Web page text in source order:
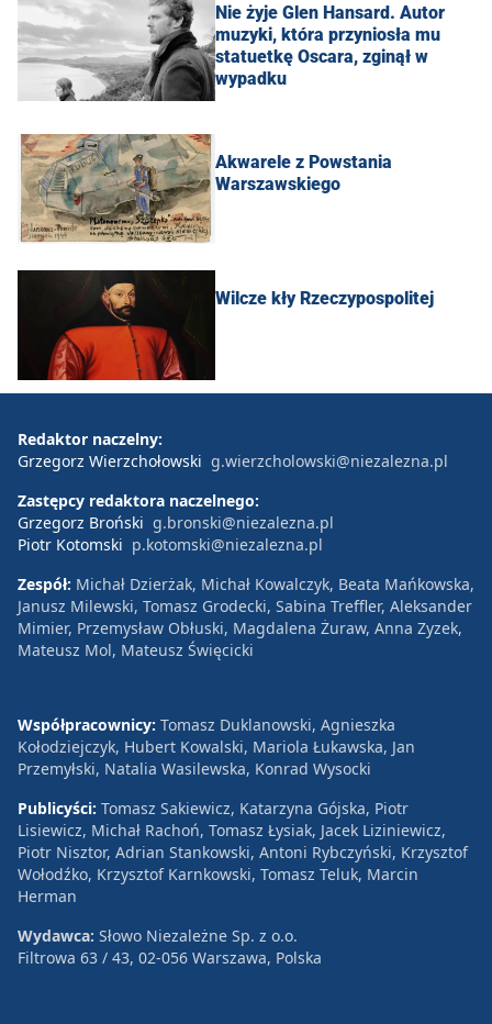
Nie żyje Glen Hansard. Autor
muzyki, która przyniosła mu
statuetkę Oscara, zginął w
wypadku
Akwarele z Powstania
Warszawskiego
Wilcze kły Rzeczypospolitej
Redaktor naczelny:
Grzegorz Wierzchołowski g.wierzcholowski@niezalezna.pl
Zastępcy redaktora naczelnego:
Grzegorz Broński g.bronski@niezalezna.pl
Piotr Kotomski p.kotomski@niezalezna.pl
Zespół: Michał Dzierżak, Michał Kowalczyk, Beata Mańkowska,
Janusz Milewski, Tomasz Grodecki, Sabina Treffler, Aleksander
Mimier, Przemysław Obłuski, Magdalena Żuraw, Anna Zyzek,
Mateusz Mol, Mateusz Święcicki
Współpracownicy: Tomasz Duklanowski, Agnieszka
Kołodziejczyk, Hubert Kowalski, Mariola Łukawska, Jan
Przemyłski, Natalia Wasilewska, Konrad Wysocki
Publicyści: Tomasz Sakiewicz, Katarzyna Gójska, Piotr
Lisiewicz, Michał Rachoń, Tomasz Łysiak, Jacek Liziniewicz,
Piotr Nisztor, Adrian Stankowski, Antoni Rybczyński, Krzysztof
Wołodźko, Krzysztof Karnkowski, Tomasz Teluk, Marcin
Herman
Wydawca: Słowo Niezależne Sp. z o.o.
Filtrowa 63 / 43, 02-056 Warszawa, Polska